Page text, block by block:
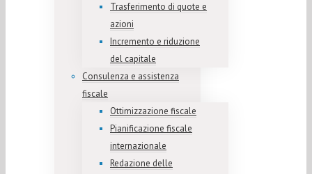
Trasferimento di quote e
azioni
Incremento e riduzione
del capitale
Consulenza e assistenza
fiscale
Ottimizzazione fiscale
Pianificazione fiscale
internazionale
Redazione delle